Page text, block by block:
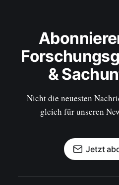
&
Nicht die neuesten
gleich für unseren
Jetzt